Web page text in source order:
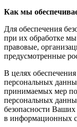
Как мы
Для обеспечения
при их обработке
правовые,
предусмотренные
В целях
персональных
принимаемых мер по
персональных
безопасности
в информационных